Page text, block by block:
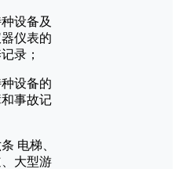
种设备及
仪表的
录；
种设备的
事故记
电梯、
大型游